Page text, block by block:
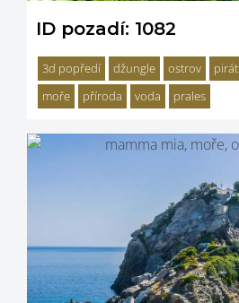
ID pozadí: 1082
3d popředí džungle ostrov pirát
moře
příroda voda prales